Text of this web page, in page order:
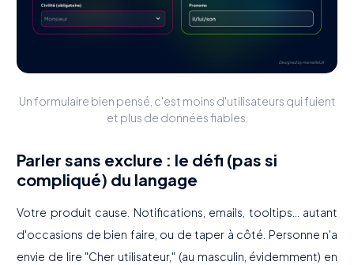
Un formulaire bien pensé, c'est moins d'utilisateurs qui fuient
et plus de données fiables.
Parler sans exclure : le défi (pas si
compliqué) du langage
Votre produit cause. Notifications, emails, tooltips... autant
d'occasions de bien faire, ou de taper à côté. Personne n'a
envie de lire "Cher utilisateur," (au masculin, évidemment) en